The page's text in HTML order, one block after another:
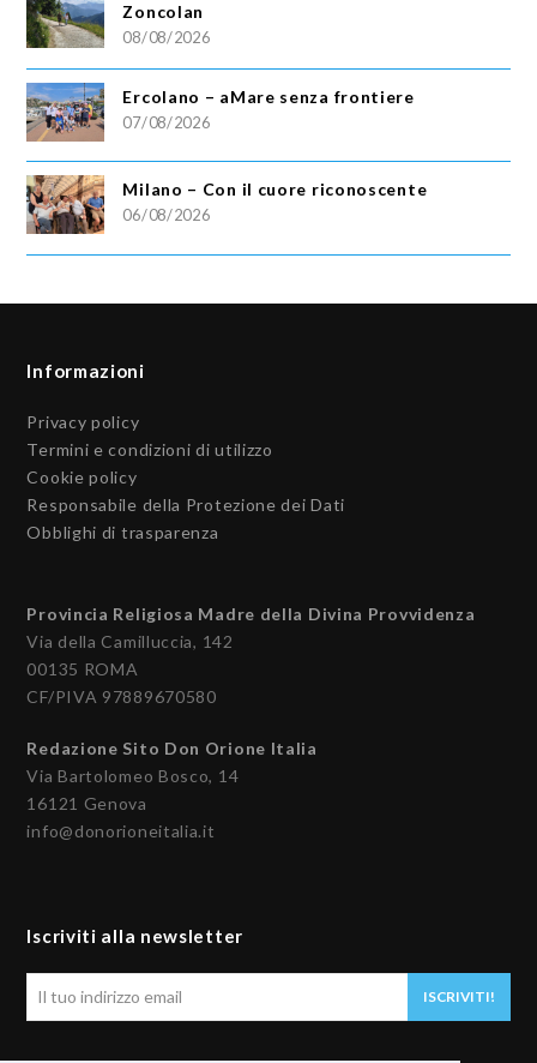
Zoncolan
08/08/2026
Ercolano – aMare senza frontiere
07/08/2026
Milano – Con il cuore riconoscente
06/08/2026
Informazioni
Privacy policy
Termini e condizioni di utilizzo
Cookie policy
Responsabile della Protezione dei Dati
Obblighi di trasparenza
Provincia Religiosa Madre della Divina Provvidenza
Via della Camilluccia, 142
00135 ROMA
CF/PIVA 97889670580
Redazione Sito Don Orione Italia
Via Bartolomeo Bosco, 14
16121 Genova
info@donorioneitalia.it
Iscriviti alla newsletter
ISCRIVITI!